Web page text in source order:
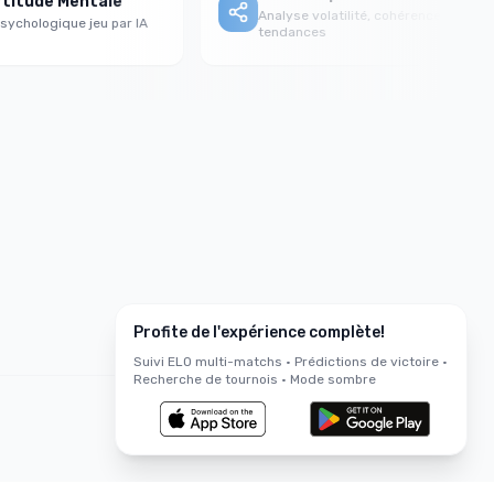
Profite de l'expérience complète!
Suivi ELO multi-matchs • Prédictions de victoire •
Recherche de tournois • Mode sombre
jeu par IA
Analyse volatilité, cohérence &
tendances